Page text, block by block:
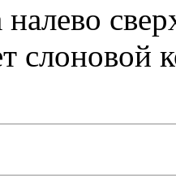
слоновой